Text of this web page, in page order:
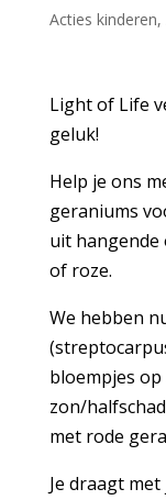
Acties kinderen,
Light of Life
geluk!
Help je ons
geraniums
uit hangende
of roze.
We hebben
bloempjes
zon/
met rode
Je draagt